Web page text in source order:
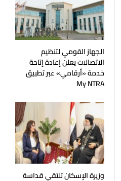
الجهاز القومي لتنظيم
الاتصالات يعلن إعادة إتاحة
خدمة «أرقامي» عبر تطبيق
My NTRA
وزيرة الإسكان تلتقي قداسة